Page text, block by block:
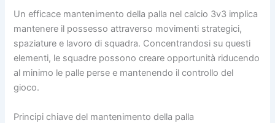
Un efficace mantenimento della palla nel calcio 3v3 implica
mantenere il possesso attraverso movimenti strategici,
spaziature e lavoro di squadra. Concentrandosi su questi
elementi, le squadre possono creare opportunità riducendo
al minimo le palle perse e mantenendo il controllo del
gioco.
Principi chiave del mantenimento della palla